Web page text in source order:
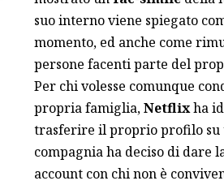
suo interno viene spiegato
momento, ed anche come
persone facenti parte del
Per chi volesse comunque
propria famiglia,Netflixha
trasferire il proprio profilo su
compagnia ha deciso di
account con chi non è